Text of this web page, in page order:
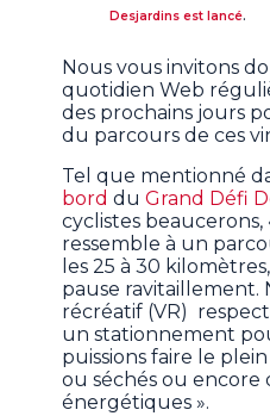
Desjardins est lancé.
Nous vous invitons
quotidien Web
des prochains jours
du parcours de ces
Tel que mentionné
bord duGrand Défi
cyclistes
ressemble à un
les 25 à 30
pause ravitaillement.
récréatif (VR)
un stationnement
puissions faire le
ou séchés ou encore
énergétiques ».